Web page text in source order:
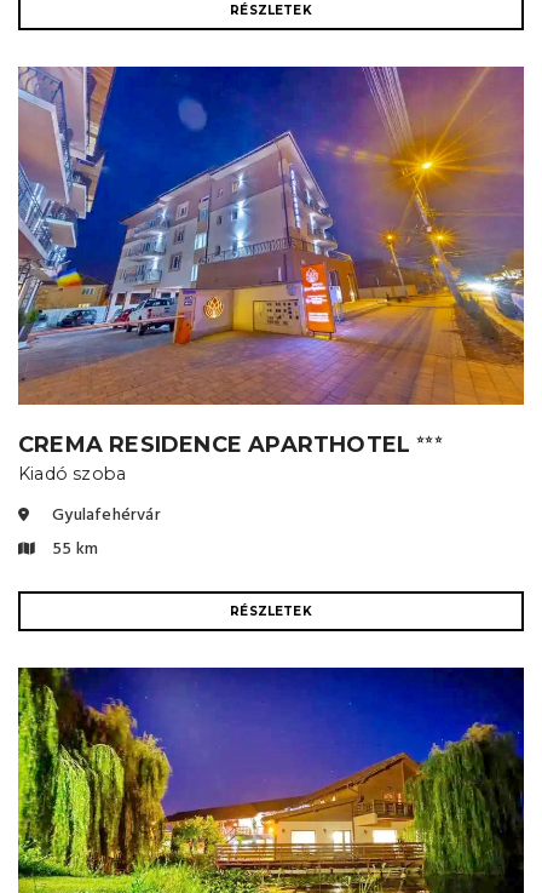
RÉSZLETEK
CREMA RESIDENCE APARTHOTEL⭐⭐⭐
Kiadó szoba
Gyulafehérvár
55 km
RÉSZLETEK